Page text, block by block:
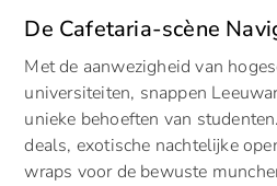
De Cafetaria-scène
Met de aanwezigheid van
universiteiten, snappen
unieke behoeften van
deals, exotische nachtelijke
wraps voor de bewuste